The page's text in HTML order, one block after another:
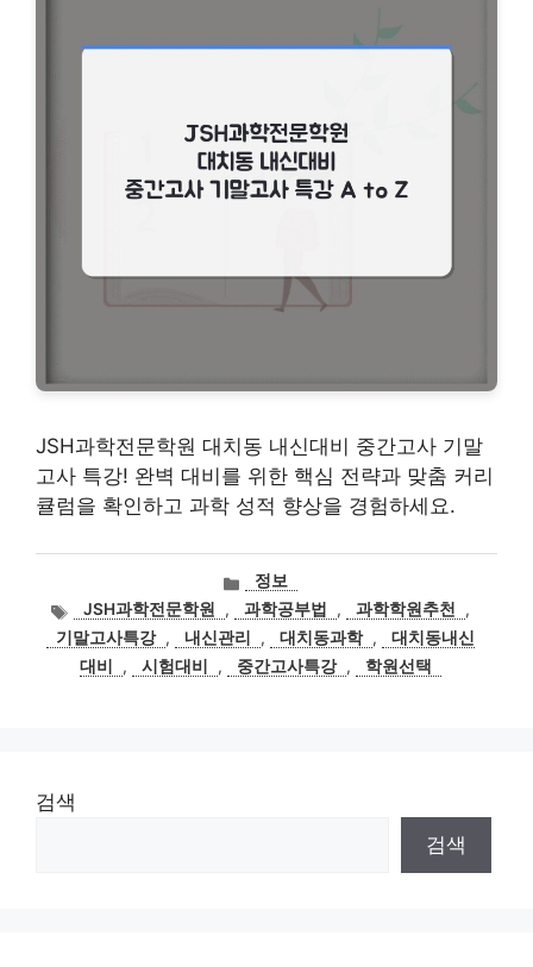
JSH과학전문학원 대치동 내신대비 중간고사 기말
고사 특강! 완벽 대비를 위한 핵심 전략과 맞춤 커리
큘럼을 확인하고 과학 성적 향상을 경험하세요.
카
테
고
리
정보
태
그
JSH과학전문학원 , 과학공부법 , 과학학원추천
,
기말고사특강 , 내신관리 , 대치동과학 ,
대치동내신
대비
, 시험대비 , 중간고사특강 , 학원선택
검색
검색